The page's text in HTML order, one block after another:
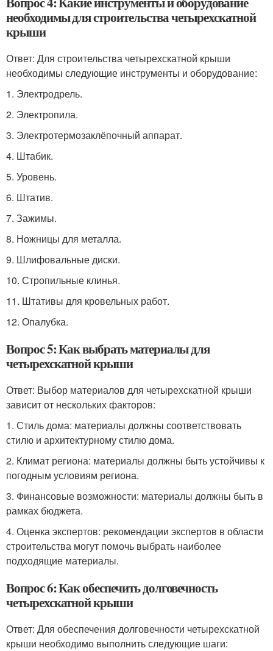
необходимы для строительства четырехскатной
крыши
Ответ: Для строительства четырехскатной крыши
необходимы следующие инструменты и оборудование:
1. Электродрель.
2. Электропила.
3. Электротермозаклёпочный аппарат.
4. Штабик.
5. Уровень.
6. Штатив.
7. Зажимы.
8. Ножницы для металла.
9. Шлифовальные диски.
10. Стропильные клинья.
11. Штативы для кровельных работ.
12. Опалубка.
Вопрос 5: Как выбрать материалы для
четырехскатной крыши
Ответ: Выбор материалов для четырехскатной крыши
зависит от нескольких факторов:
1. Стиль дома: материалы должны соответствовать
стилю и архитектурному стилю дома.
2. Климат региона: материалы должны быть устойчивы к
погодным условиям региона.
3. Финансовые возможности: материалы должны быть в
рамках бюджета.
4. Оценка экспертов: рекомендации экспертов в области
строительства могут помочь выбрать наиболее
подходящие материалы.
Вопрос 6: Как обеспечить долговечность
четырехскатной крыши
Ответ: Для обеспечения долговечности четырехскатной
крыши необходимо выполнить следующие шаги: